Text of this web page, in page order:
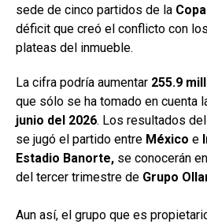
sede de cinco partidos de la
déficit que creó el conflicto con
plateas del inmueble.
La cifra podría aumentar 255.9
que sólo se ha tomado en cuenta
junio del 2026. Los resultados
se jugó el partido entre México e
Estadio Banorte, se conocerán
del tercer trimestre de Grupo
Aun así, el grupo que es